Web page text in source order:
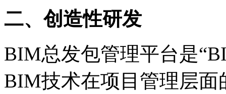
二、创造性研发
BIM总发包管理平台是“
BIM技术在项目管理层